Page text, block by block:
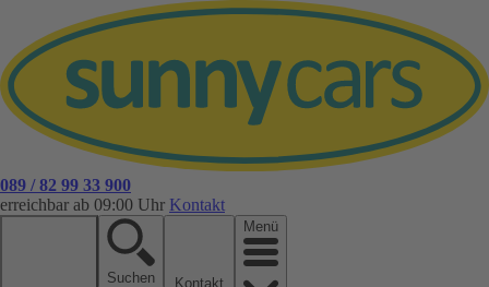
089 / 82 99 33 900
erreichbar ab 09:00 Uhr Kontakt
Suchen
Menü